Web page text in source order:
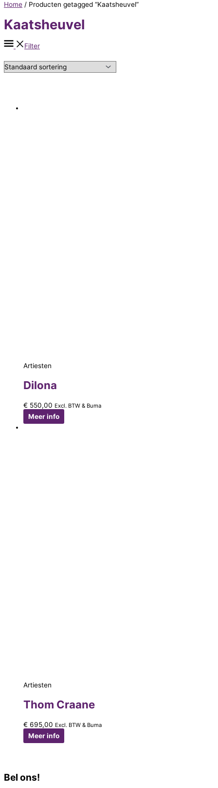
Home / Producten getagged “Kaatsheuvel”
Kaatsheuvel
Filter
Artiesten
Dilona
€ 550,00 Excl. BTW & Buma
Meer info
Artiesten
Thom Craane
€ 695,00 Excl. BTW & Buma
Meer info
Bel ons!